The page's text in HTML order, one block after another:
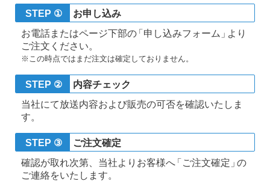
STEP ①
お申し込み
お電話またはページ下部の「申し込みフォーム 」 より
ご注文ください。
※この時点ではまだ注文は確定しておりません。
STEP ②
内容チェック
当社にて放送内容および販売の可否を確認いたしま
す。
STEP ③
ご注文確定
確認が取れ次第、当社よりお客様へ「ご注文確定 」の
ご連絡をいたします。